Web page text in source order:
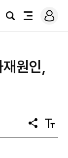
검
전
로
그
원인,
공
유
텍
스